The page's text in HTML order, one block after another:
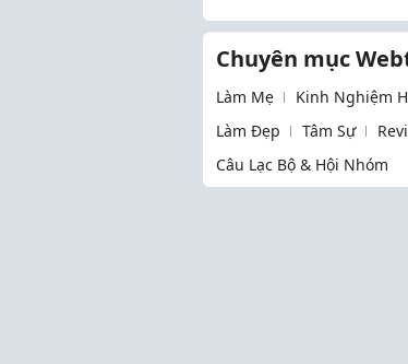
Chuyên mục
Làm Mẹ Kinh Nghiệm
Làm Đẹp
Tâm Sự
Câu Lạc Bộ & Hội Nhóm